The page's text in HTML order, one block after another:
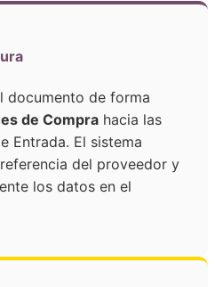
documento de forma
de Compra hacia las
Entrada. El sistema
del proveedor y
los datos en el